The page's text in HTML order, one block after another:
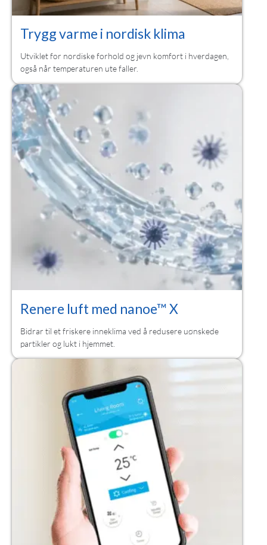
Trygg varme i nordisk klima
Utviklet for nordiske forhold og jevn komfort i hverdagen,
også når temperaturen ute faller.
Renere luft med nanoe™ X
Bidrar til et friskere inneklima ved å redusere uønskede
partikler og lukt i hjemmet.